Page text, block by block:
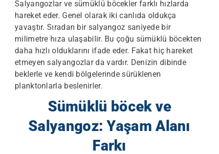
Salyangozlar ve sümüklü böcekler farklı hızlarda
hareket eder. Genel olarak iki canlıda oldukça
yavaştır. Sıradan bir salyangoz saniyede bir
milimetre hıza ulaşabilir. Bu çoğu sümüklü böcekten
daha hızlı olduklarını ifade eder. Fakat hiç hareket
etmeyen salyangozlar da vardır. Denizin dibinde
beklerle ve kendi bölgelerinde sürüklenen
planktonlarla beslenirler.
Sümüklü böcek ve
Salyangoz: Yaşam Alanı
Farkı